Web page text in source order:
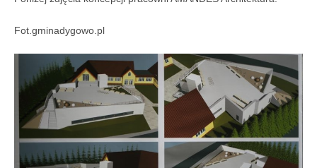
Fot.gminadygowo.pl